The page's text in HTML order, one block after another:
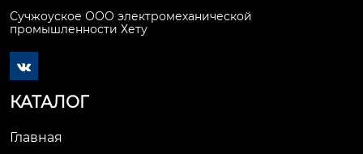
Сучжоуское ООО электромеханической
промышленности Хету

КАТАЛОГ
Главная